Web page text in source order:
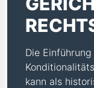
Die
kann als